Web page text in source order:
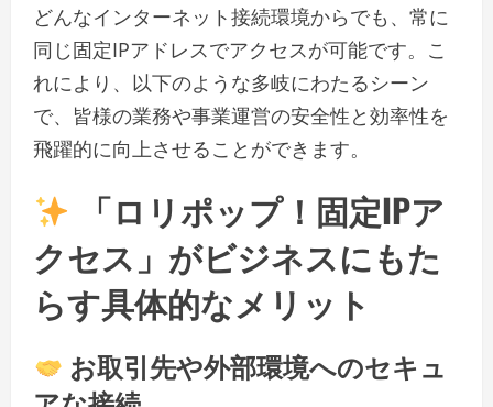
どんなインターネット接続環境からでも、常に
同じ固定IPアドレスでアクセスが可能です。こ
れにより、以下のような多岐にわたるシーン
で、皆様の業務や事業運営の安全性と効率性を
飛躍的に向上させることができます。
「ロリポップ！固定IPア
クセス」がビジネスにもた
らす具体的なメリット
お取引先や外部環境へのセキュ